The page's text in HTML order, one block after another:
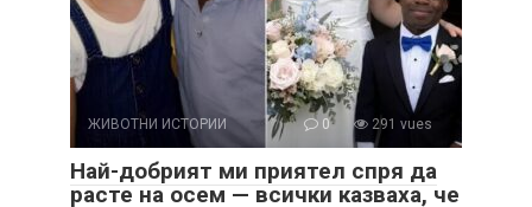
ЖИВОТНИ ИСТОРИИ 0 291 vues
Най-добрият ми приятел спря да
расте на осем — всички казваха, че